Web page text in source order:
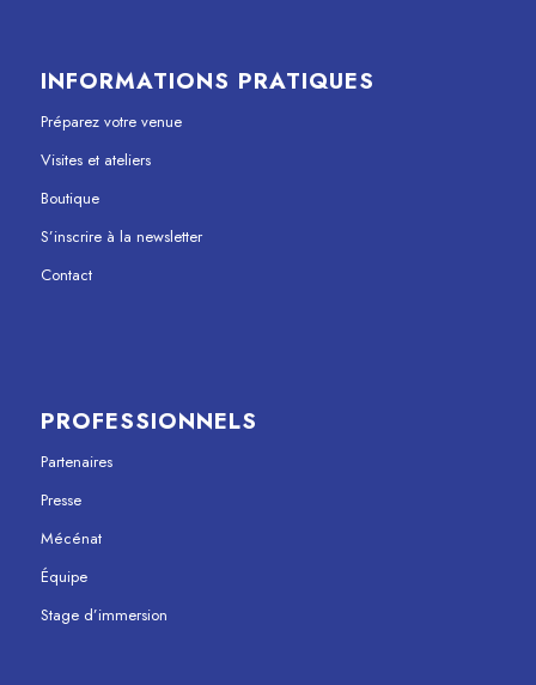
INFORMATIONS PRATIQUES
Préparez votre venue
Visites et ateliers
Boutique
S’inscrire à la newsletter
Contact
PROFESSIONNELS
Partenaires
Presse
Mécénat
Équipe
Stage d’immersion